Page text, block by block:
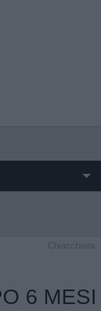
Chiacchiera
6 MESI